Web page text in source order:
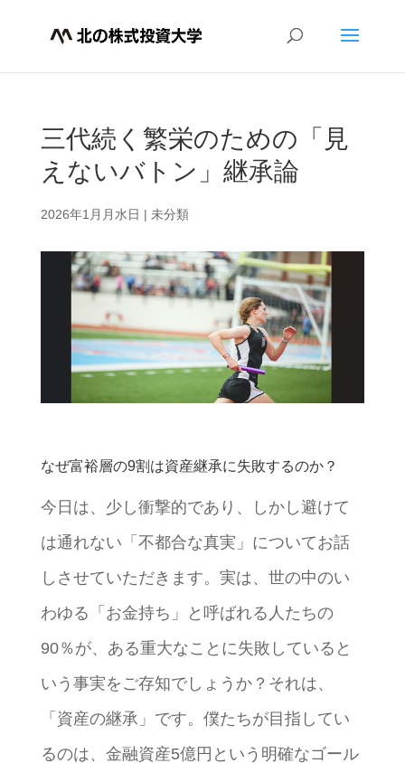
三代続く繁栄のための「見
えないバトン」継承論
2026年1月月水日 | 未分類
なぜ富裕層の9割は資産継承に失敗するのか？
今日は、少し衝撃的であり、しかし避けて
は通れない「不都合な真実」についてお話
しさせていただきます。実は、世の中のい
わゆる「お金持ち」と呼ばれる人たちの
90％が、ある重大なことに失敗していると
いう事実をご存知でしょうか？それは、
「資産の継承」です。僕たちが目指してい
るのは、金融資産5億円という明確なゴール